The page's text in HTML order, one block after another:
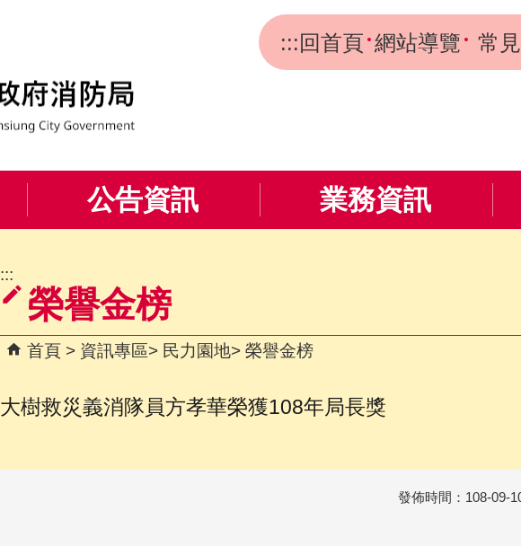
:::回首頁 網站導覽 常
公告資訊 業務資訊
:::
榮譽金榜
首頁 資訊專區 民力園地 榮譽金榜
大樹救災義消隊員方孝華榮獲108年局長獎
發佈時間：108-